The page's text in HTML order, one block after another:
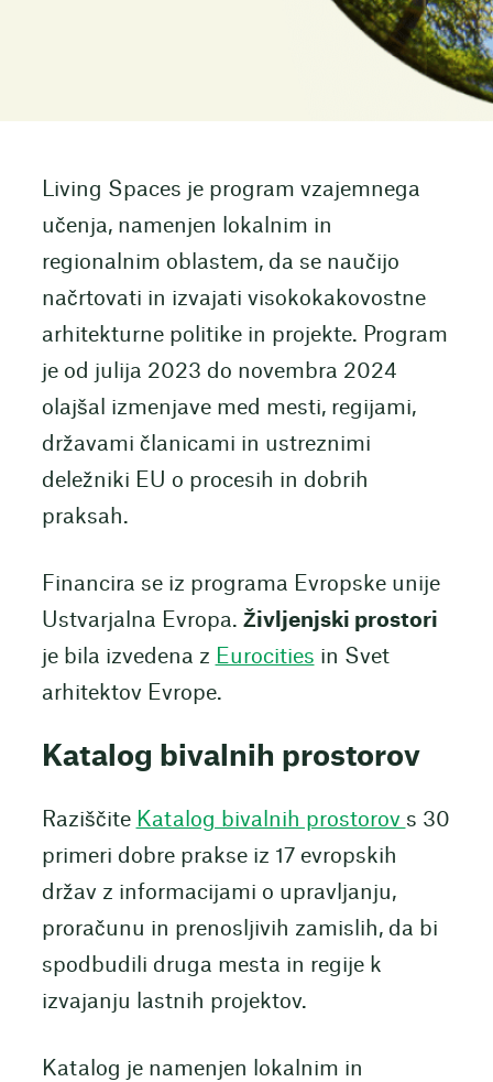
Living Spaces je program vzajemnega
učenja, namenjen lokalnim in
regionalnim oblastem, da se naučijo
načrtovati in izvajati visokokakovostne
arhitekturne politike in projekte. Program
je od julija 2023 do novembra 2024
olajšal izmenjave med mesti, regijami,
državami članicami in ustreznimi
deležniki EU o procesih in dobrih
praksah.
Financira se iz programa Evropske unije
Ustvarjalna Evropa. Življenjski prostori
je bila izvedena z Eurocities in Svet
arhitektov Evrope.
Katalog bivalnih prostorov
Raziščite Katalog bivalnih prostorov s 30
primeri dobre prakse iz 17 evropskih
držav z informacijami o upravljanju,
proračunu in prenosljivih zamislih, da bi
spodbudili druga mesta in regije k
izvajanju lastnih projektov.
Katalog je namenjen lokalnim in